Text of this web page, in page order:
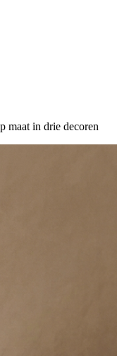
maat in drie decoren